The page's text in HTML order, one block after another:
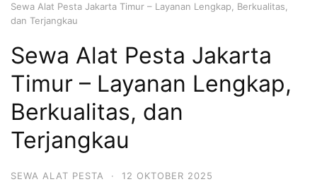
Sewa Alat Pesta Jakarta Timur – Layanan Lengkap, Berkualitas,
dan Terjangkau
Sewa Alat Pesta Jakarta
Timur – Layanan Lengkap,
Berkualitas, dan
Terjangkau
SEWA ALAT PESTA · 12 OKTOBER 2025